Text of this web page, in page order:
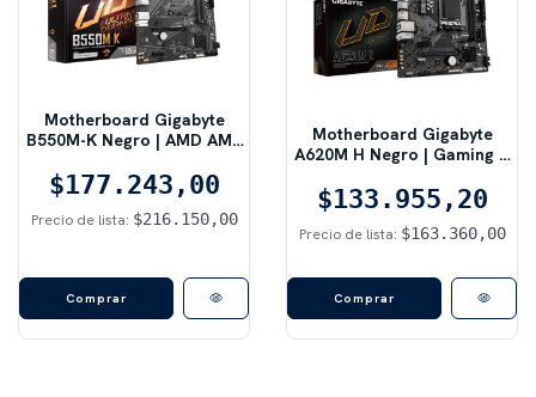
Motherboard Gigabyte
B550M-K Negro | AMD AM4
$177.243,00
Precio de lista: $216.150,00
Motherboard Gigabyte
A620M H Negro | Gaming X
$133.955,20
Precio de lista: $163.360,00